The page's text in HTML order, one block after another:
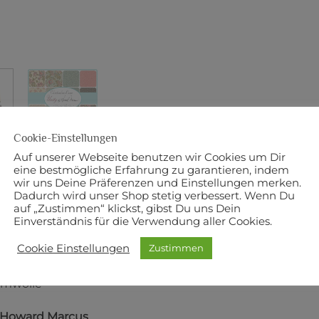
BESCHREIBUNG ZUSÄTZLICHE
Roll beinhaltet 40 Streifen à 2,5 Inch Breite und 110 cm
beinhaltet alle Stoffe einer Kollektion.
Howard Marcus
Cookie-Einstellungen
Auf unserer Webseite benutzen wir Cookies um Dir
eine bestmögliche Erfahrung zu garantieren, indem
wir uns Deine Präferenzen und Einstellungen merken.
Dadurch wird unser Shop stetig verbessert. Wenn Du
auf „Zustimmen“ klickst, gibst Du uns Dein
Einverständnis für die Verwendung aller Cookies.
Cookie Einstellungen Zustimmen